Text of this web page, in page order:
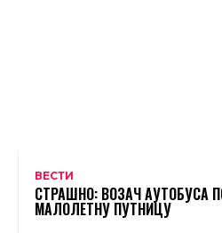
ВЕСТИ
СТРАШНО: ВОЗАЧ АУТОБУСА
МАЛОЛЕТНУ ПУТНИЦУ